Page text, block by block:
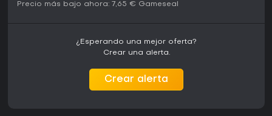
Precio más bajo ahora: 7,65 € Gameseal
¿Esperando una mejor oferta?
Crear una alerta.
Crear alerta